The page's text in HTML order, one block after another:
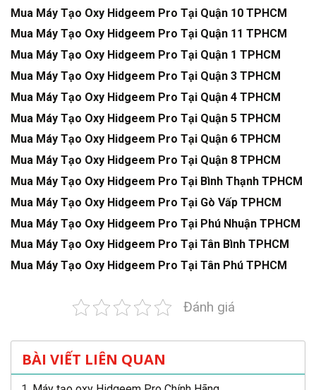
Mua Máy Tạo Oxy Hidgeem Pro Tại Quận 10 TPHCM
Mua Máy Tạo Oxy Hidgeem Pro Tại Quận 11 TPHCM
Mua Máy Tạo Oxy Hidgeem Pro Tại Quận 1 TPHCM
Mua Máy Tạo Oxy Hidgeem Pro Tại Quận 3 TPHCM
Mua Máy Tạo Oxy Hidgeem Pro Tại Quận 4 TPHCM
Mua Máy Tạo Oxy Hidgeem Pro Tại Quận 5 TPHCM
Mua Máy Tạo Oxy Hidgeem Pro Tại Quận 6 TPHCM
Mua Máy Tạo Oxy Hidgeem Pro Tại Quận 8 TPHCM
Mua Máy Tạo Oxy Hidgeem Pro Tại Bình Thạnh TPHCM
Mua Máy Tạo Oxy Hidgeem Pro Tại Gò Vấp TPHCM
Mua Máy Tạo Oxy Hidgeem Pro Tại Phú Nhuận TPHCM
Mua Máy Tạo Oxy Hidgeem Pro Tại Tân Bình TPHCM
Mua Máy Tạo Oxy Hidgeem Pro Tại Tân Phú TPHCM
Đánh giá
BÀI VIẾT LIÊN QUAN